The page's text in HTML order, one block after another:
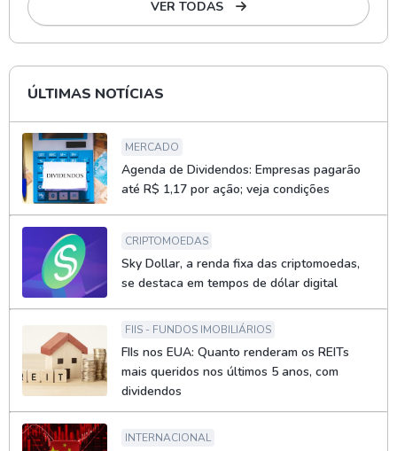
VER TODAS
ÚLTIMAS NOTÍCIAS
MERCADO
Agenda de Dividendos: Empresas pagarão
até R$ 1,17 por ação; veja condições
CRIPTOMOEDAS
Sky Dollar, a renda fixa das criptomoedas,
se destaca em tempos de dólar digital
FIIS - FUNDOS IMOBILIÁRIOS
FIIs nos EUA: Quanto renderam os REITs
mais queridos nos últimos 5 anos, com
dividendos
INTERNACIONAL